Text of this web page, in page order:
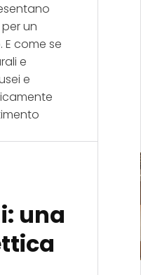
un
E come se
e
e
una